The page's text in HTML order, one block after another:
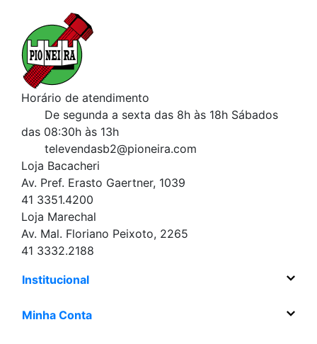
Horário de atendimento
De segunda a sexta das 8h às 18h Sábados
das 08:30h às 13h
televendasb2@pioneira.com
Loja Bacacheri
Av. Pref. Erasto Gaertner, 1039
41 3351.4200
Loja Marechal
Av. Mal. Floriano Peixoto, 2265
41 3332.2188
Institucional
Minha Conta